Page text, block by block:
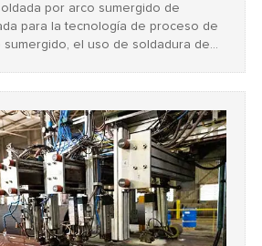
por arco sumergido de
para la tecnología de proceso de
el uso de soldadura de